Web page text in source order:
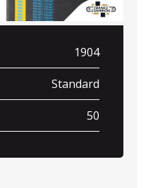
1904
Standard
50